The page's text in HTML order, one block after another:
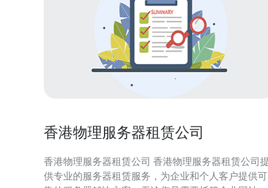
香港物理服务器租赁公司
香港物理服务器租赁公司 香港物理服务器租赁公司提
供专业的服务器租赁服务，为企业和个人客户提供可